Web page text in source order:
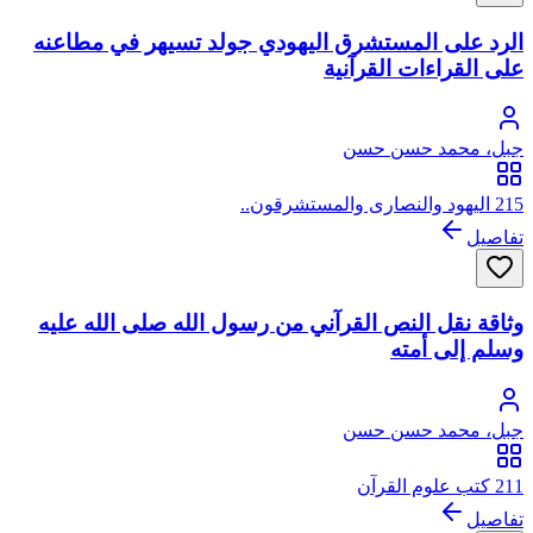
الرد على المستشرق اليهودي جولد تسيهر في مطاعنه
على القراءات القرآنية
جبل، محمد حسن حسن
215 اليهود والنصارى والمستشرقون..
تفاصيل
وثاقة نقل النص القرآني من رسول الله صلى الله عليه
وسلم إلى أمته
جبل، محمد حسن حسن
211 كتب علوم القرآن
تفاصيل